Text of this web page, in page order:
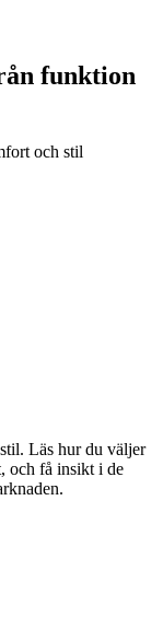
funktion
och stil
Läs hur du väljer
och få insikt i de